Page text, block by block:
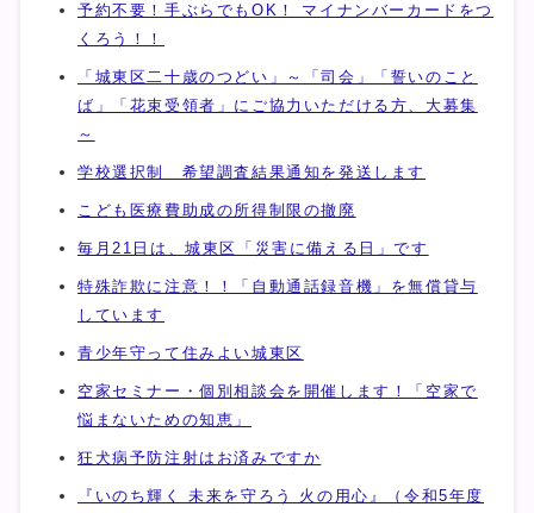
予約不要！手ぶらでもOK！ マイナンバーカードをつ
くろう！！
「城東区二十歳のつどい」～「司会」「誓いのこと
ば」「花束受領者」にご協力いただける方、大募集
～
学校選択制 希望調査結果通知を発送します
こども医療費助成の所得制限の撤廃
毎月21日は、城東区「災害に備える日」です
特殊詐欺に注意！！「自動通話録音機」を無償貸与
しています
青少年守って住みよい城東区
空家セミナー・個別相談会を開催します！「空家で
悩まないための知恵」
狂犬病予防注射はお済みですか
『いのち輝く 未来を守ろう 火の用心』（令和5年度